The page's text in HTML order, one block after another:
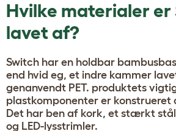
Hvilke materialer er
lavet af?
Switch har en holdbar
end hvid eg, et indre kammer
genanvendt PET. produktets
plastkomponenter er konstrueret
Det har ben af kork, et stærkt
og LED-lysstrimler.